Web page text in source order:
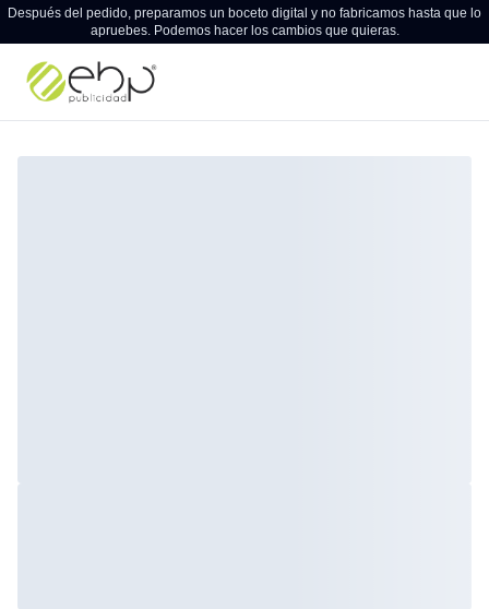
Después del pedido, preparamos un boceto digital y no fabricamos hasta que lo
apruebes. Podemos hacer los cambios que quieras.